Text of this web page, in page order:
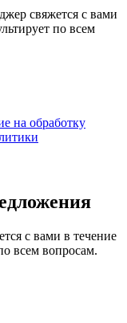
свяжется с вами
по всем
на обработку
с вами в течение
всем вопросам.